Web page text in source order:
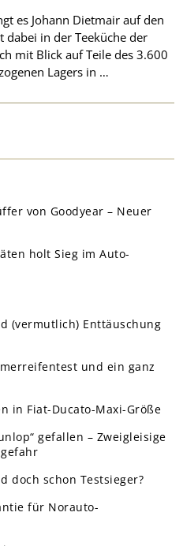
es Johann Dietmair auf den
dabei in der Teeküche der
mit Blick auf Teile des 3.600
Lagers in …
von Goodyear – Neuer
holt Sieg im Auto-
(vermutlich) Enttäuschung
und ein ganz
in Fiat-Ducato-Maxi-Größe
gefallen – Zweigleisige
doch schon Testsieger?
für Norauto-